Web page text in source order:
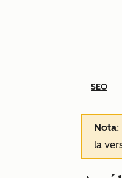
SEO
Nota:
la